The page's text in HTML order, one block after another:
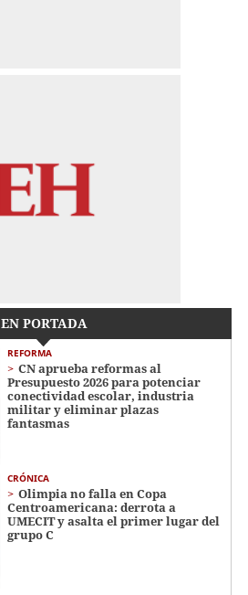
EN PORTADA
REFORMA
CN aprueba reformas al
Presupuesto 2026 para potenciar
conectividad escolar, industria
militar y eliminar plazas
fantasmas
CRÓNICA
Olimpia no falla en Copa
Centroamericana: derrota a
UMECIT y asalta el primer lugar del
grupo C